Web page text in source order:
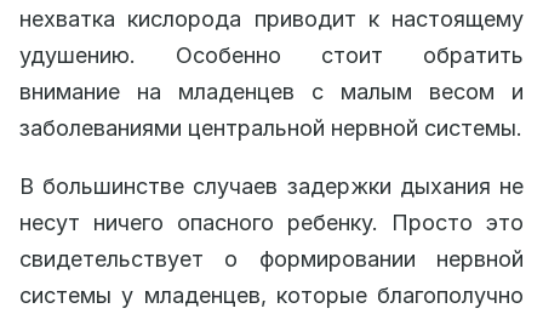
нехватка кислорода приводит к настоящему
удушению. Особенно стоит обратить
внимание на младенцев с малым весом и
заболеваниями центральной нервной системы.
В большинстве случаев задержки дыхания не
несут ничего опасного ребенку. Просто это
свидетельствует о формировании нервной
системы у младенцев, которые благополучно